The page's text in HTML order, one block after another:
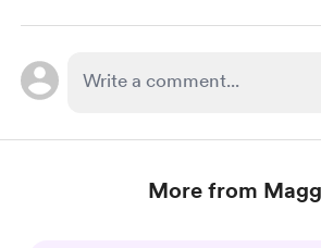
More from